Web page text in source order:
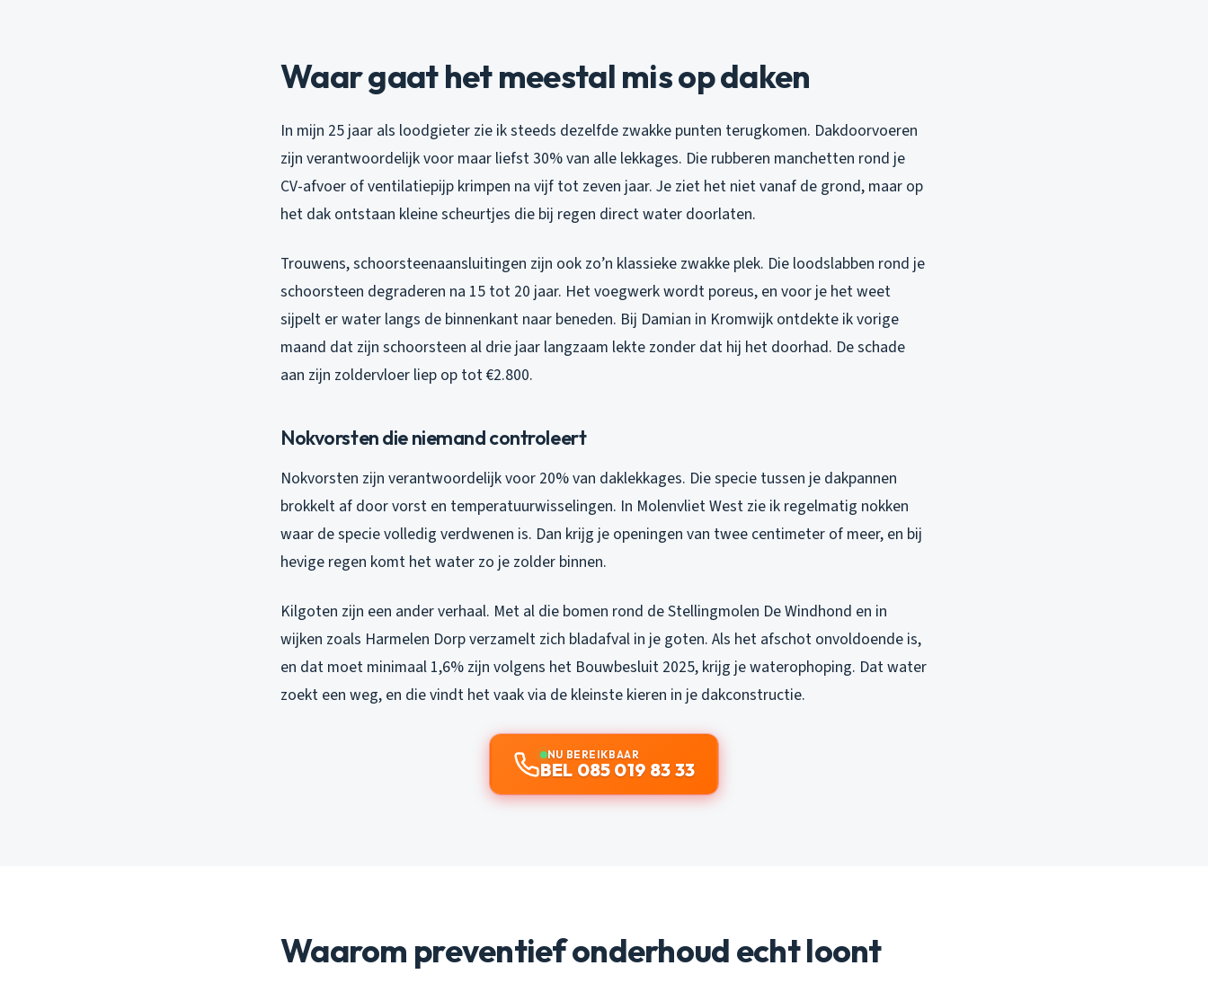
Waar gaat het meestal mis op daken
In mijn 25 jaar als loodgieter zie ik steeds dezelfde zwakke punten terugkomen. Dakdoorvoeren
zijn verantwoordelijk voor maar liefst 30% van alle lekkages. Die rubberen manchetten rond je
CV-afvoer of ventilatiepijp krimpen na vijf tot zeven jaar. Je ziet het niet vanaf de grond, maar op
het dak ontstaan kleine scheurtjes die bij regen direct water doorlaten.
Trouwens, schoorsteenaansluitingen zijn ook zo’n klassieke zwakke plek. Die loodslabben rond je
schoorsteen degraderen na 15 tot 20 jaar. Het voegwerk wordt poreus, en voor je het weet
sijpelt er water langs de binnenkant naar beneden. Bij Damian in Kromwijk ontdekte ik vorige
maand dat zijn schoorsteen al drie jaar langzaam lekte zonder dat hij het doorhad. De schade
aan zijn zoldervloer liep op tot €2.800.
Nokvorsten die niemand controleert
Nokvorsten zijn verantwoordelijk voor 20% van daklekkages. Die specie tussen je dakpannen
brokkelt af door vorst en temperatuurwisselingen. In Molenvliet West zie ik regelmatig nokken
waar de specie volledig verdwenen is. Dan krijg je openingen van twee centimeter of meer, en bij
hevige regen komt het water zo je zolder binnen.
Kilgoten zijn een ander verhaal. Met al die bomen rond de Stellingmolen De Windhond en in
wijken zoals Harmelen Dorp verzamelt zich bladafval in je goten. Als het afschot onvoldoende is,
en dat moet minimaal 1,6% zijn volgens het Bouwbesluit 2025, krijg je waterophoping. Dat water
zoekt een weg, en die vindt het vaak via de kleinste kieren in je dakconstructie.
NU BEREIKBAAR
BEL 085 019 83 33
Waarom preventief onderhoud echt loont